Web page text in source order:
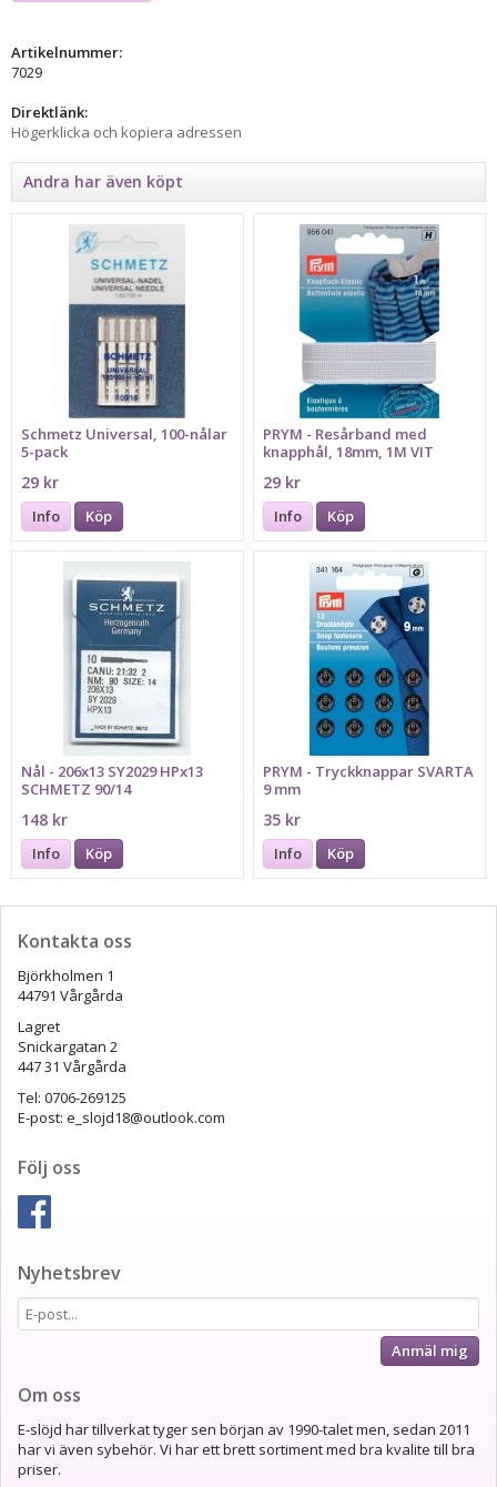
Artikelnummer:
7029
Direktlänk:
Högerklicka och kopiera adressen
Andra har även köpt
Schmetz Universal, 100-nålar
5-pack
29 kr
Info Köp
PRYM - Resårband med
knapphål, 18mm, 1M VIT
29 kr
Info Köp
Nål - 206x13 SY2029 HPx13
SCHMETZ 90/14
148 kr
Info Köp
PRYM - Tryckknappar SVARTA
9 mm
35 kr
Info Köp
Kontakta oss
Björkholmen 1
44791 Vårgårda
Lagret
Snickargatan 2
447 31 Vårgårda
Tel: 0706-269125
E-post: e_slojd18@outlook.com
Följ oss
Nyhetsbrev
Anmäl mig
Om oss
E-slöjd har tillverkat tyger sen början av 1990-talet men, sedan 2011
har vi även sybehör. Vi har ett brett sortiment med bra kvalite till bra
priser.